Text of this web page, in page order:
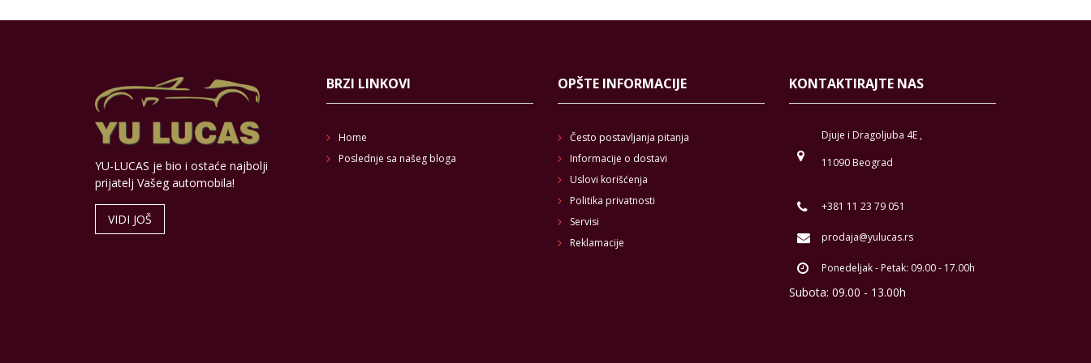
YU-LUCAS je bio i ostaće najbolji
prijatelj Vašeg automobila!
VIDI JOŠ
BRZI LINKOVI
Home
Poslednje sa našeg bloga
OPŠTE INFORMACIJE
Često postavljanja pitanja
Informacije o dostavi
Uslovi korišćenja
Politika privatnosti
Servisi
Reklamacije
KONTAKTIRAJTE NAS
Djuje i Dragoljuba 4E ,
11090 Beograd
+381 11 23 79 051
prodaja@yulucas.rs
Ponedeljak - Petak: 09.00 - 17.00h
Subota: 09.00 - 13.00h